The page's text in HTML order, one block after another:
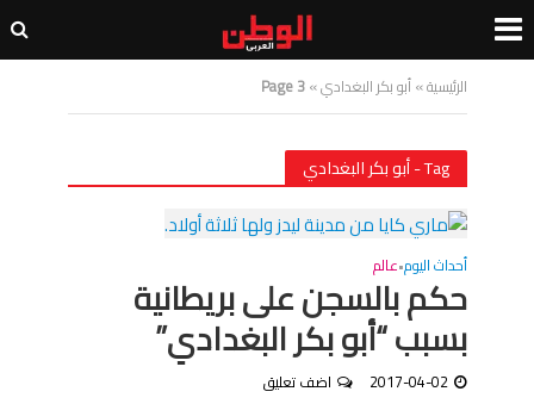
الرئيسية»أبو بكر البغدادي»
Page 3
Tag - أبو بكر البغدادي
أحداث اليوم•عالم
حكم بالسجن على بريطانية
بسبب “أبو بكر البغدادي”
2017-04-02 اضف تعليق